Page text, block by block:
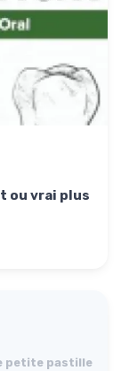
ou vrai plus
petite pastille